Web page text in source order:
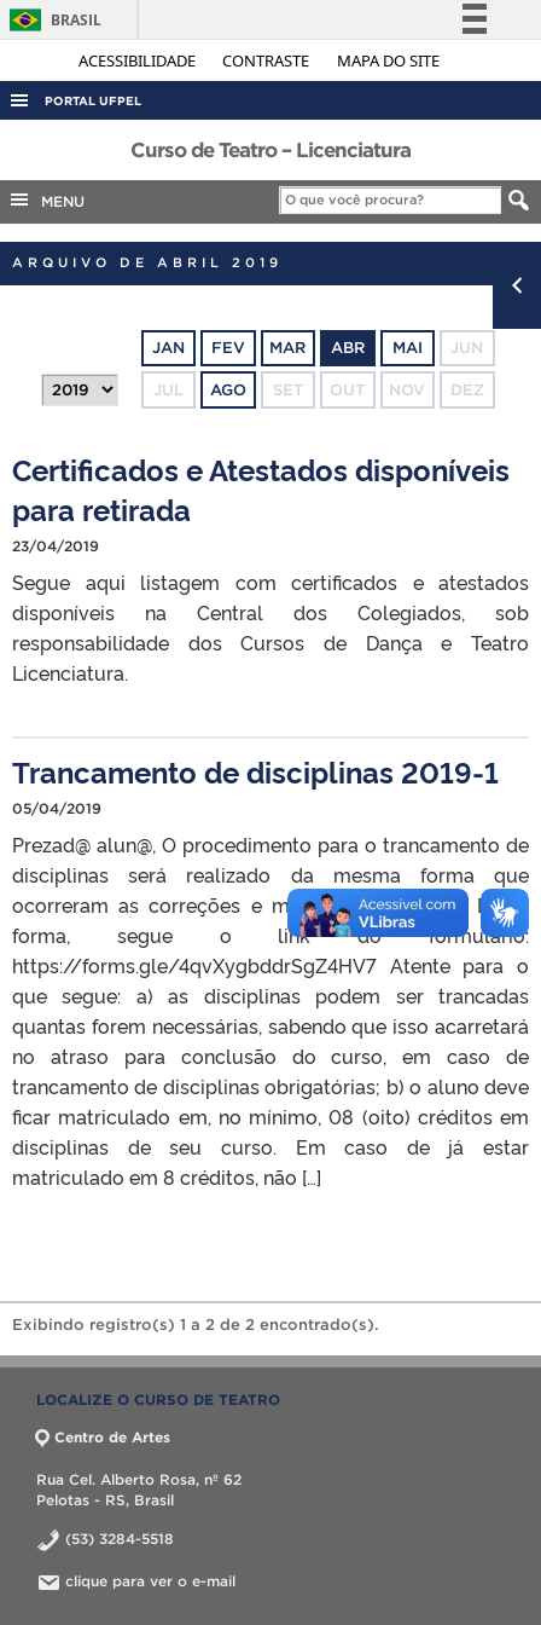
ACESSIBILIDADE CONTRASTE MAPA DO SITE
BRASIL
Simplifique!
Legislação
Canais
PORTAL UFPEL
ACESSO À INFORMAÇÃO
AUDITORIA
COBALTO
CONCURSOS
OUVIDORIA
TELEFONES
Curso de Teatro – Licenciatura
MENU
ARQUIVO DE ABRIL 2019
JAN FEV MAR ABR MAI JUN
JUL AGO SET OUT NOV DEZ
Certificados e Atestados disponíveis
para retirada
23/04/2019
Segue aqui listagem com certificados e atestados
disponíveis na Central dos Colegiados, sob
responsabilidade dos Cursos de Dança e Teatro
Licenciatura.
Trancamento de disciplinas 2019-1
05/04/2019
Prezad@ alun@, O procedimento para o trancamento de
disciplinas será realizado da mesma forma que
ocorreram as correções e matrículas especiais. Desta
forma, segue o link do formulário:
https://forms.gle/4qvXygbddrSgZ4HV7 Atente para o
que segue: a) as disciplinas podem ser trancadas
quantas forem necessárias, sabendo que isso acarretará
no atraso para conclusão do curso, em caso de
trancamento de disciplinas obrigatórias; b) o aluno deve
ficar matriculado em, no mínimo, 08 (oito) créditos em
disciplinas de seu curso. Em caso de já estar
matriculado em 8 créditos, não […]
Exibindo registro(s) 1 a 2 de 2 encontrado(s).
LOCALIZE O CURSO DE TEATRO
Centro de Artes
Rua Cel. Alberto Rosa, nº 62
Pelotas - RS, Brasil
(53) 3284-5518
clique para ver o e-mail